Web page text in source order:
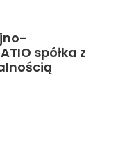
spółka z